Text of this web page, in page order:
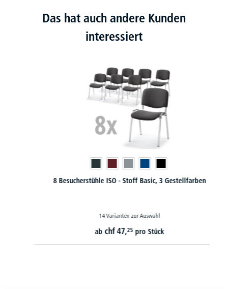
Das hat auch andere Kunden
interessiert
8 Besucherstühle ISO - Stoff Basic, 3 Gestellfarben
14 Varianten zur Auswahl
chf 47,25 pro Stück